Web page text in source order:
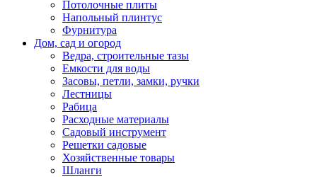
Потолочные плиты
Напольный плинтус
Фурнитура
Дом, сад и огород
Ведра, строительные тазы
Емкости для воды
Засовы, петли, замки, ручки
Лестницы
Рабица
Расходные материалы
Садовый инструмент
Решетки садовые
Хозяйственные товары
Шланги